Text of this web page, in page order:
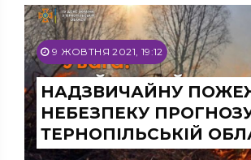
9 ЖОВТНЯ 2021, 19:12
НАДЗВИЧАЙНУ
НЕБЕЗПЕКУ
ТЕРНОПІЛЬСЬКІЙ